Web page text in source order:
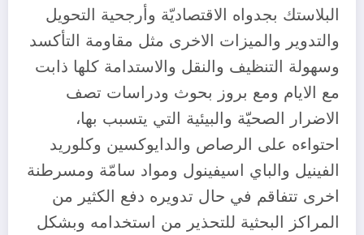
البلاستك بجدواه الاقتصاديّة وأرجحية التحويل
والتدوير والميزات الاخرى مثل مقاومة التأكسد
وسهولة التنظيف والنقل والاستدامة كلها ذابت
مع الايام ومع بروز بحوث ودراسات تصف
الاضرار الصحيّة والبيئية التي يتسبب بها،
احتواءه على الرصاص والدايوكسين وكلوريد
الفينيل والباي اسيفينول ومواد سامّة ومسرطنة
اخرى تتفاقم في حال تدويره دفع الكثير من
المراكز البحثية للتحذير من استخدامه وبشكل